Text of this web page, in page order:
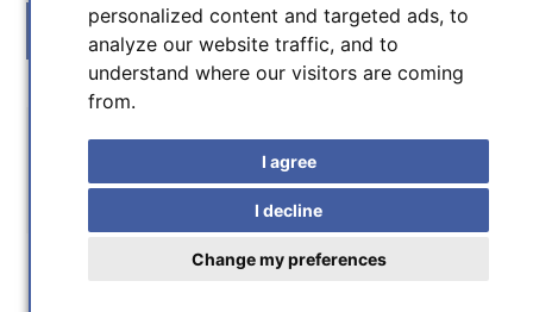
personalized content and targeted ads, to
analyze our website traffic, and to
understand where our visitors are coming
from.
I agree
I decline
Change my preferences
MENU
APM Image Master Mini Leitrohr 60mm - Deluxe Sucher